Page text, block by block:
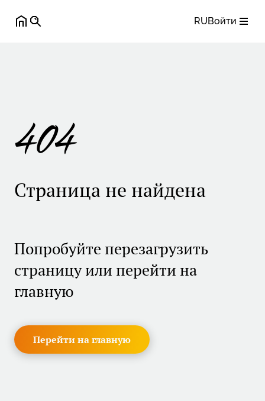
RUВойти
404
Страница не найдена
Попробуйте перезагрузить
страницу или перейти на
главную
Перейти на главную